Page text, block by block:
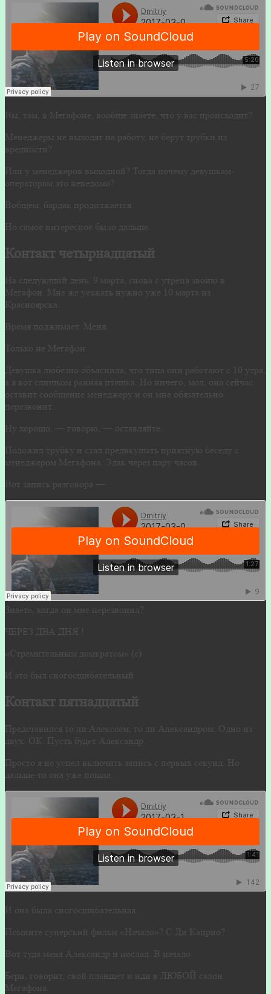
Вы, там, в Мегафоне, вообще знаете, что у вас происходит?
Менеджеры не выходят на работу, не берут трубки из
вредности?
Или у менеджеров выходной? Тогда почему девушкам-
операторам это неведомо?
Вобщем, бардак продолжается.
Но самое интересное было дальше.
Контакт четырнадцатый
На следующий день, 9 марта, снова с утреца звоню в
Мегафон. Мне же уезжать нужно уже 10 марта из
Красноярска.
Время поджимает. Меня.
Только не Мегафон.
Девушка любезно объяснила, что типа они работают с 10 утра,
а я вот слишком ранняя пташка. Но ничего, мол, она сейчас
оставит сообщение менеджеру и он мне обязательно
перезвонит.
Ну хорошо, — говорю, — оставляйте.
Положил трубку и стал предвкушать приятную беседу с
менеджером Мегафона. Эдак через пару часов.
Вот запись разговора —
Знаете, когда он мне перезвонил?
ЧЕРЕЗ ДВА ДНЯ !
«Стремительным домкратом» (с)
И это был сногосшибательный
Контакт пятнадцатый
Представился то ли Алексеем, то ли Александром. Одно из
двух. ОК. Пусть будет Александр.
Просто я не успел включить запись с первых секунд. Но
дальше-то она уже пошла.
И она была сногосшибательная.
Помните суперский фильм «Начало»? С Ди Каприо?
Вот туда меня Александр и послал. В начало.
Бери, говорит, свой планшет и иди в ЛЮБОЙ салон
Мегафона.